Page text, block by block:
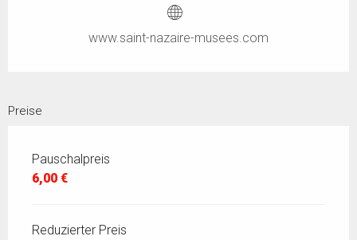
www.saint-nazaire-musees.com
Preise
Pauschalpreis
6,00 €
Reduzierter Preis